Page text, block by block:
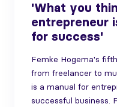
'What you
entrepreneur
for success'
Femke Hogema's
from freelancer to
is a manual for
successful business.